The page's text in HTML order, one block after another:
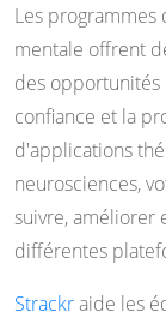
Les programmes
mentale offrent
des
confiance et la
d'applications
neurosciences,
suivre, améliorer
différentes
Strackraide les